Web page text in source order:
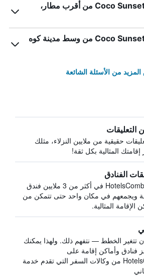
ما مدى قرب Coco Sunset Beach من أقرب مطار،
ما مدى قرب Coco Sunset Beach من وسط مدينة كوه
من الأسئلة الشائعة
التعليقات
حقيقية من ملايين النزلاء، مثلك
المثالية بكل ثقة!
الفنادق
يبحث HotelsCombined في أكثر من 3 ملايين فندق
ويجمعهم في مكان واحد حتى تتمكن من
الإقامة المثالية.
تتغير الخطط — نتفهم ذلك. ولهذا يمكنك
فنادق وأماكن إقامة على
HotelsCombined من وكالات السفر التي تقدم خدمة